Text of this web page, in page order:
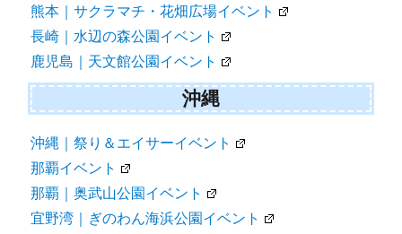
熊本｜サクラマチ・花畑広場イベント
長崎｜水辺の森公園イベント
鹿児島｜天文館公園イベント
沖縄
沖縄｜祭り＆エイサーイベント
那覇イベント
那覇｜奥武山公園イベント
宜野湾｜ぎのわん海浜公園イベント